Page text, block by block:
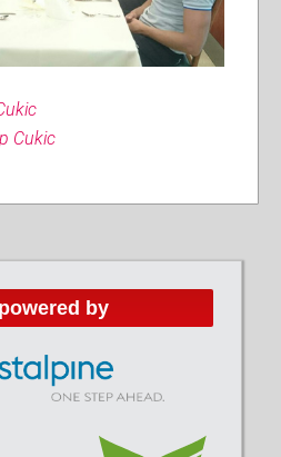
Cukic
powered by